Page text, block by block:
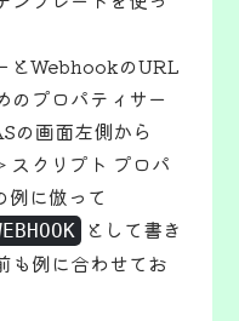
とWebhookのURL
のプロパティサー
の画面左側から
スクリプト プロパ
例に倣って
として書き
も例に合わせてお